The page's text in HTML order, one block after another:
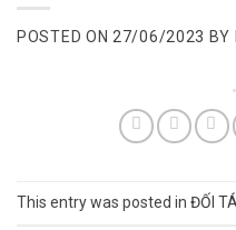
POSTED ON 27/06/2023 BY
This entry was posted in ĐỐI